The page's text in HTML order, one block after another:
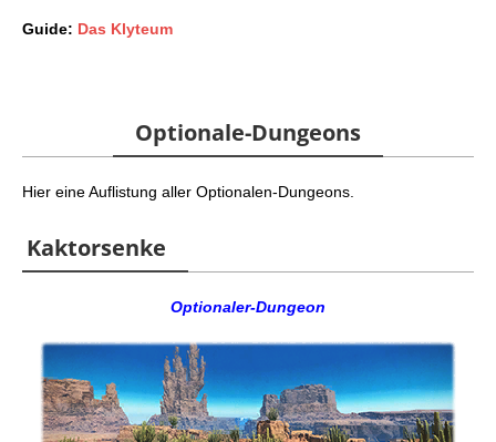
Guide: Das Klyteum
Optionale-Dungeons
Hier eine Auflistung aller Optionalen-Dungeons.
Kaktorsenke
Optionaler-Dungeon